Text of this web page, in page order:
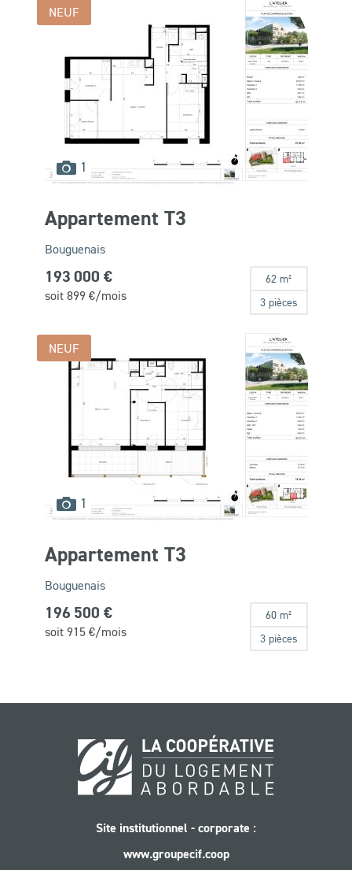
1 images
disponibles
NEUF
Appartement T3
Bouguenais
193 000 €
soit 899€/mois
62 m²
3 pièces
1 images
disponibles
NEUF
Appartement T3
Bouguenais
196 500 €
soit 915€/mois
60 m²
3 pièces
Site institutionnel - corporate :
www.groupecif.coop